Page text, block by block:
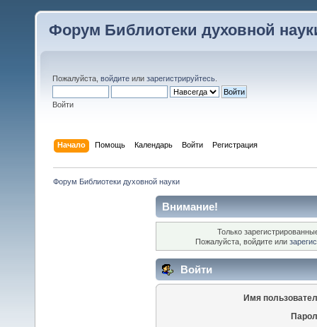
Форум Библиотеки духовной
Пожалуйста, войдите или зарегистрируйтесь
Войти
Начало Помощь Календарь Войти Регистрация
Форум Библиотеки духовной науки
Внимание!
Только
Пожалуйста, войдите или
Войти
Имя